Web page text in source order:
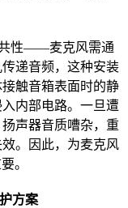
共性——麦克风需通
递音频，这种安装
触音箱表面时的静
内部电路。一旦遭
声器音质嘈杂，重
。因此，为麦克风
。
方案